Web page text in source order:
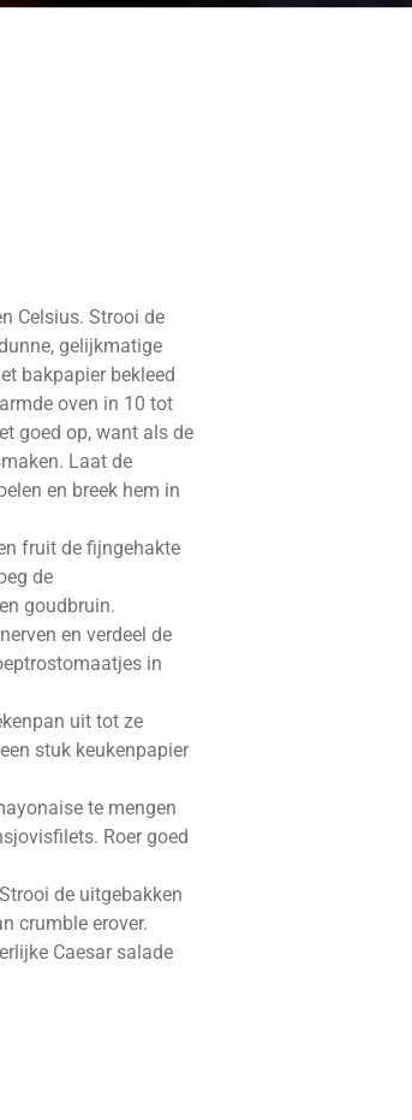
Celsius. Strooi de
gelijkmatige
bakpapier bekleed
oven in 10 tot
goed op, want als de
Laat de
en breek hem in
fruit de fijngehakte
de
goudbruin.
en verdeel de
in
uit tot ze
stuk keukenpapier
te mengen
Roer goed
de uitgebakken
crumble erover.
Caesar salade